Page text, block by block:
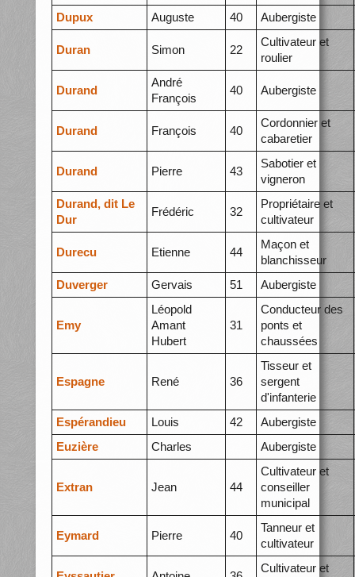
Dupux Auguste 40 Aubergiste
Duran Simon 22
Cultivateur et
roulier
Durand
André
François
40 Aubergiste
Durand François 40
Cordonnier et
cabaretier
Durand Pierre 43
Sabotier et
vigneron
Durand, dit Le
Dur
Frédéric 32
Propriétaire et
cultivateur
Durecu Etienne 44
Maçon et
blanchisseur
Duverger
Gervais 51 Aubergiste
Emy
Léopold
Amant
Hubert
31
Conducteur des
ponts et
chaussées
Espagne René 36
Tisseur et
sergent
d'infanterie
Espérandieu
Louis 42
Aubergiste
Euzière
Charles Aubergiste
Extran Jean 44
Cultivateur et
conseiller
municipal
Eymard Pierre 40
Tanneur et
cultivateur
Cultivateur et